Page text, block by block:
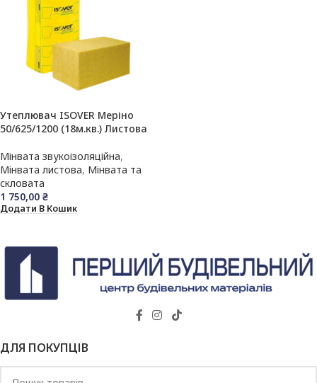
Утеплювач ISOVER Меріно
50/625/1200 (18м.кв.) Листова
Мінвата звукоізоляційна,
Мінвата листова, Мінвата та
скловата
1 750,00 ₴
Додати В Кошик
ДЛЯ ПОКУПЦІВ